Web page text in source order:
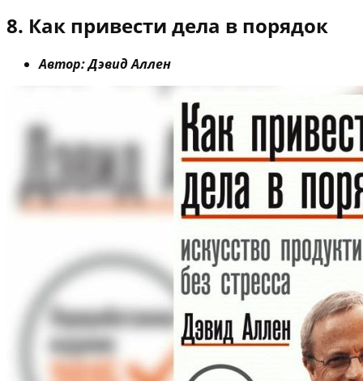
8. Как привести дела в порядок
Автор: Дэвид Аллен